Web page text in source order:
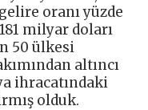
oranı yüzde
milyar doları
50 ülkesi
altıncı
ihracatındaki
olduk.